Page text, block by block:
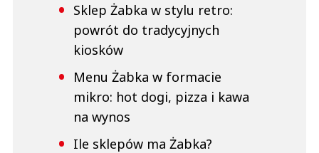
Sklep Żabka w stylu retro:
powrót do tradycyjnych
kiosków
Menu Żabka w formacie
mikro: hot dogi, pizza i kawa
na wynos
Ile sklepów ma Żabka?